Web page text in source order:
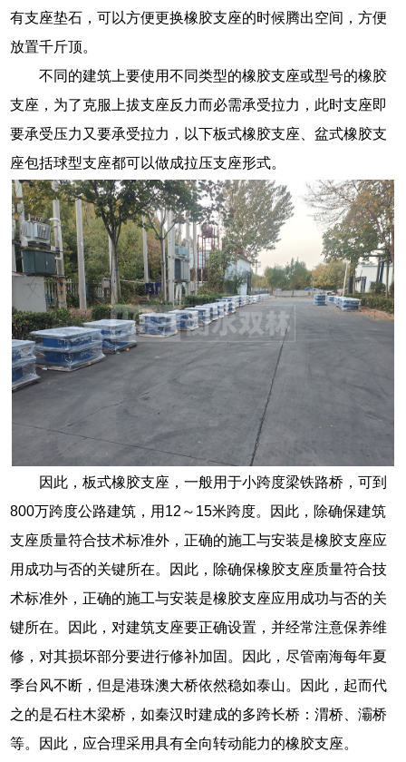
有支座垫石，可以方便更换橡胶支座的时候腾出空间，方便
放置千斤顶。
不同的建筑上要使用不同类型的橡胶支座或型号的橡胶
支座，为了克服上拔支座反力而必需承受拉力，此时支座即
要承受压力又要承受拉力，以下板式橡胶支座、盆式橡胶支
座包括球型支座都可以做成拉压支座形式。
因此，板式橡胶支座，一般用于小跨度梁铁路桥，可到
800万跨度公路建筑，用12～15米跨度。因此，除确保建筑
支座质量符合技术标准外，正确的施工与安装是橡胶支座应
用成功与否的关键所在。因此，除确保橡胶支座质量符合技
术标准外，正确的施工与安装是橡胶支座应用成功与否的关
键所在。因此，对建筑支座要正确设置，并经常注意保养维
修，对其损坏部分要进行修补加固。因此，尽管南海每年夏
季台风不断，但是港珠澳大桥依然稳如泰山。因此，起而代
之的是石柱木梁桥，如秦汉时建成的多跨长桥：渭桥、灞桥
等。因此，应合理采用具有全向转动能力的橡胶支座。